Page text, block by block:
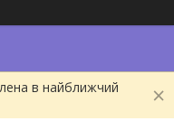
в найближчий